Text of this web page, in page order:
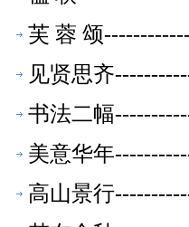
芙 蓉 颂
见贤思齐
书法二幅
美意华年
高山景行